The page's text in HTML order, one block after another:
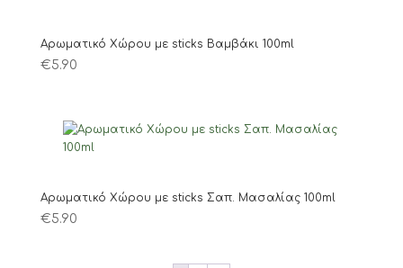
Αρωματικό Χώρου με sticks Βαμβάκι 100ml
€5.90
Αρωματικό Χώρου με sticks Σαπ. Μασαλίας 100ml
€5.90